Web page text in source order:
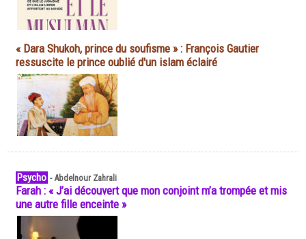
« Dara Shukoh, prince du soufisme » : François Gautier
ressuscite le prince oublié d'un islam éclairé
Psycho -Abdelnour Zahrali
Farah : « J’ai découvert que mon conjoint m’a trompée et mis
une autre fille enceinte »